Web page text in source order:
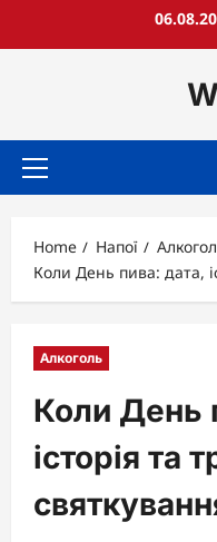
Primary
Home Напої
Коли День пива: дата,
Алкоголь
Коли День
історія та